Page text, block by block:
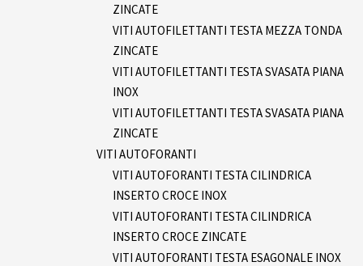
ZINCATE
VITI AUTOFILETTANTI TESTA MEZZA TONDA
ZINCATE
VITI AUTOFILETTANTI TESTA SVASATA PIANA
INOX
VITI AUTOFILETTANTI TESTA SVASATA PIANA
ZINCATE
VITI AUTOFORANTI
VITI AUTOFORANTI TESTA CILINDRICA
INSERTO CROCE INOX
VITI AUTOFORANTI TESTA CILINDRICA
INSERTO CROCE ZINCATE
VITI AUTOFORANTI TESTA ESAGONALE INOX